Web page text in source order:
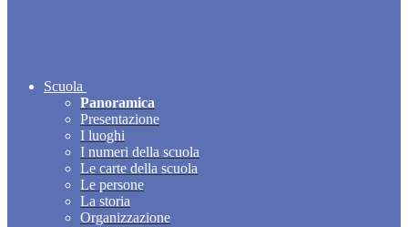
Scuola
Panoramica
Presentazione
I luoghi
I numeri della scuola
Le carte della scuola
Le persone
La storia
Organizzazione